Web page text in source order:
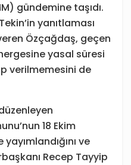
gündemine taşıdı.
yanıtlaması
Özçağdaş, geçen
yasal süresi
verilmemesini de
18 Ekim
ve
Recep Tayyip